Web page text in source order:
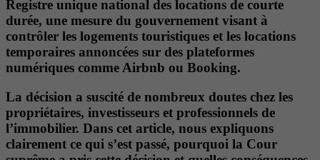
Registre unique national des locations de courte
durée, une mesure du gouvernement visant à
contrôler les logements touristiques et les locations
temporaires annoncées sur des plateformes
numériques comme Airbnb ou Booking.
La décision a suscité de nombreux doutes chez les
propriétaires, investisseurs et professionnels de
l’immobilier. Dans cet article, nous expliquons
clairement ce qui s’est passé, pourquoi la Cour